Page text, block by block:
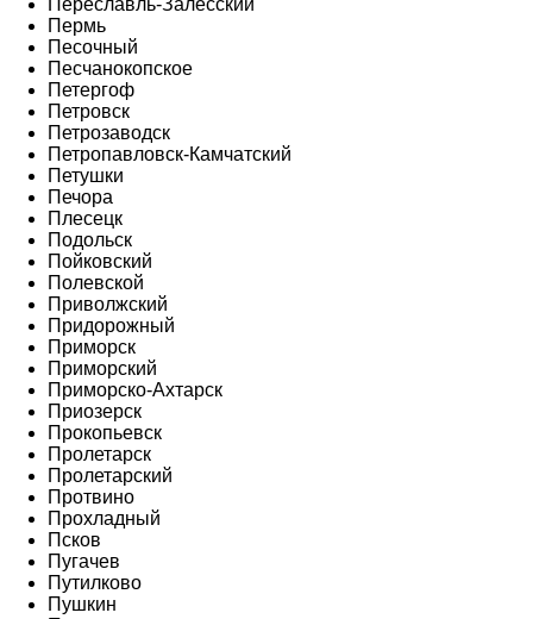
Переславль-Залесский
Пермь
Песочный
Песчанокопское
Петергоф
Петровск
Петрозаводск
Петропавловск-Камчатский
Петушки
Печора
Плесецк
Подольск
Пойковский
Полевской
Приволжский
Придорожный
Приморск
Приморский
Приморско-Ахтарск
Приозерск
Прокопьевск
Пролетарск
Пролетарский
Протвино
Прохладный
Псков
Пугачев
Путилково
Пушкин